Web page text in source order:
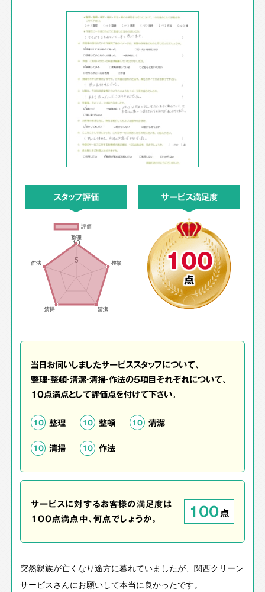
スタッフ評価 サービス満足度
100
点
当日お伺いしましたサービススタッフについて、
整理・整頓・清潔・清掃・作法の5項目それぞれについて、
10点満点として評価点を付けて下さい。
10 整理 10 整頓 10 清潔
10 清掃 10 作法
サービスに対するお客様の満足度は
100点満点中、何点でしょうか。
100点
突然親族が亡くなり途方に暮れていましたが、関西クリーン
サービスさんにお願いして本当に良かったです。